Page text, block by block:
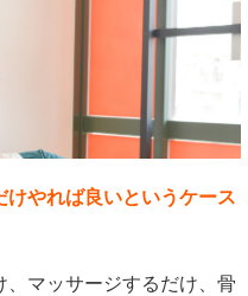
けやれば良いというケース
マッサージするだけ、骨